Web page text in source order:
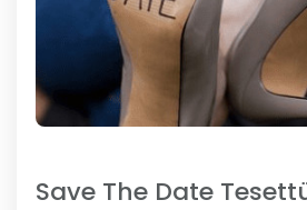
Save The Date